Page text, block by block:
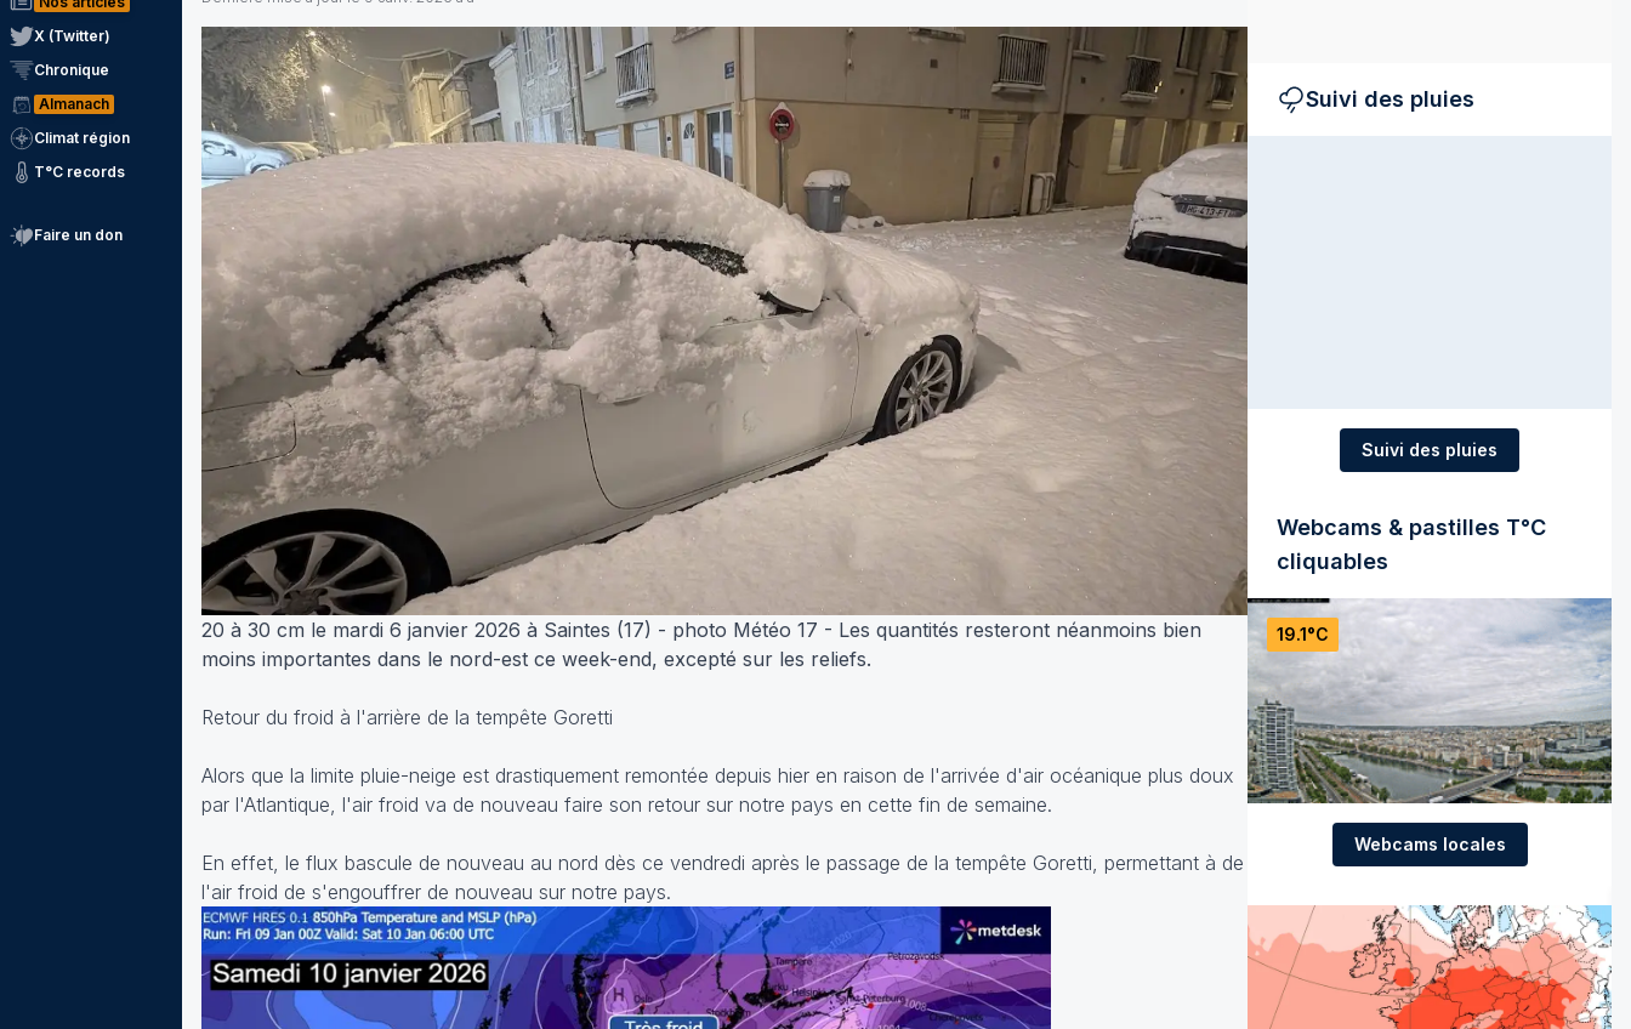
X (Twitter)
Chronique
Almanach
Climat région
T°C records
Faire un don
20 à 30 cm le mardi 6 janvier 2026 à Saintes (17) - photo Météo 17 - Les quantités resteront néanmoins bien
moins importantes dans le nord-est ce week-end, excepté sur les reliefs.
Retour du froid à l'arrière de la tempête Goretti
Alors que la limite pluie-neige est drastiquement remontée depuis hier en raison de l'arrivée d'air océanique plus doux
par l'Atlantique, l'air froid va de nouveau faire son retour sur notre pays en cette fin de semaine.
En effet, le flux bascule de nouveau au nord dès ce vendredi après le passage de la tempête Goretti, permettant à de
l'air froid de s'engouffrer de nouveau sur notre pays.
Suivi des pluies
Suivi des pluies
Webcams & pastilles T°C
cliquables
19.1°C
Webcams locales